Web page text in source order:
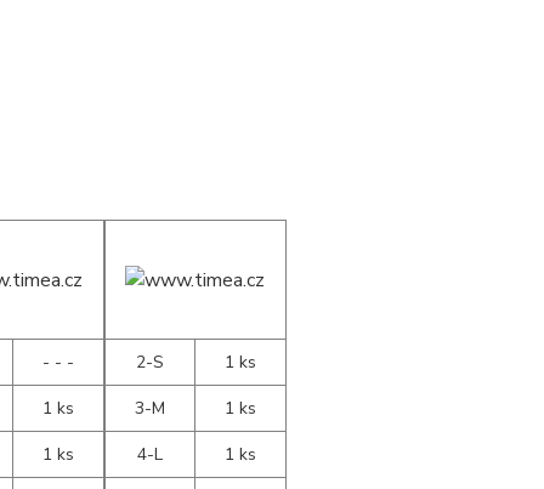
- - -
1 ks
1 ks
2-S
1 ks
3-M
1 ks
4-L
1 ks